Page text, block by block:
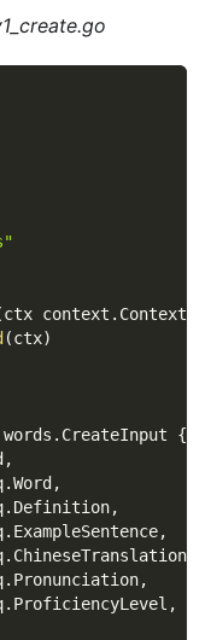
ctx context . Context
(ctx)
words . CreateInput {
,
.Word ,
. Definition,
. ExampleSentence,
. ChineseTranslation
. Pronunciation,
. ProficiencyLevel ,